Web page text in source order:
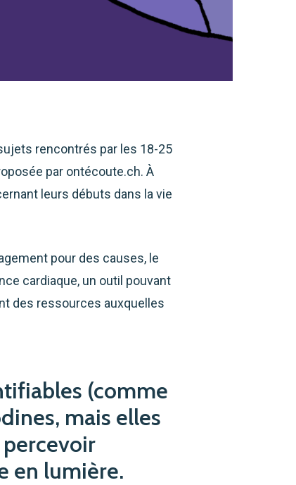
rencontrés par les 18-25
par ontécoute.ch. À
leurs débuts dans la vie
pour des causes, le
cardiaque, un outil pouvant
des ressources auxquelles
(comme
mais elles
en lumière.